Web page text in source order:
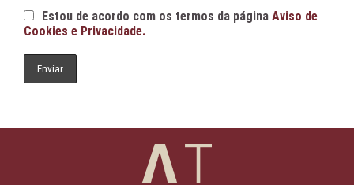
Estou de acordo com os termos da página Aviso de
Cookies e Privacidade.